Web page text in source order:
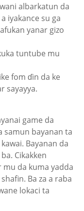
albarkatun da
iyakance su ga
yanar gizo
tuntube mu
fom ɗin da ke
sayayya.
game da
samun bayanan ta
Bayanan da
Cikakken
mu da kuma yadda
Ba za a raba
lokaci ta